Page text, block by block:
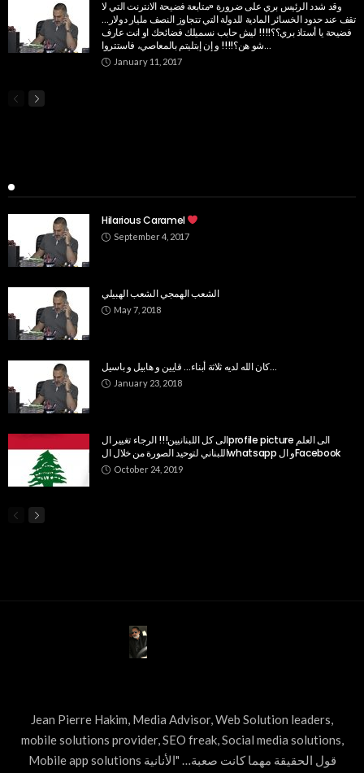
وقد شدد الرئيس بري على ضرورة «متابعة فضيحة الانترنت التي لا
تقف عند حدود الخسائر المادية للدولة التي تتجاوز النصف مليار دولار…
فضيحة يا أستاذ بري؟؟!!!! ليش حابب نسميلك فضائحك او انت عارف
شو هن؟!!!! و إن إبتليتم بالمعاصي، فاستتروا…
January 11, 2017
Hilarious Caramel
September 4, 2017
الشعب الهمجي الشعب الهبيلي
May 7, 2018
كان الله لديه ثلاثة أبناء… قايين و هابيل و باسيل…
January 23, 2018
الى كل اللبنانيين!!! الرجاء تغيير الprofile picture الى العلم
اللبناني لتوحيد الصورة من خلال الwhatsapp و الFacebook
October 24, 2019
Jean Pierre Hakim, Media Advisor, Web Solution leaders,
mobile solutions provider, SEO freak, Social media solutions,
Mobile app solutions قول الحقيقة مهما كانت صعبة… "الأنانية